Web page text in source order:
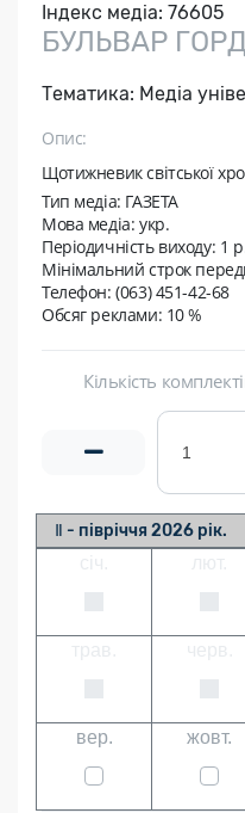
Індекс медіа: 76605
БУЛЬВАР
Тематика: Медіа
Опис:
Щотижневик світської
Тип медіа: ГАЗЕТА
Мова медіа: укр.
Періодичність виходу: 1
Мінімальний строк
Телефон: (063) 451-42-68
Обсяг реклами: 10 %
Кількість
Ⅱ - півріччя 2026 рік.
вер. жовт.